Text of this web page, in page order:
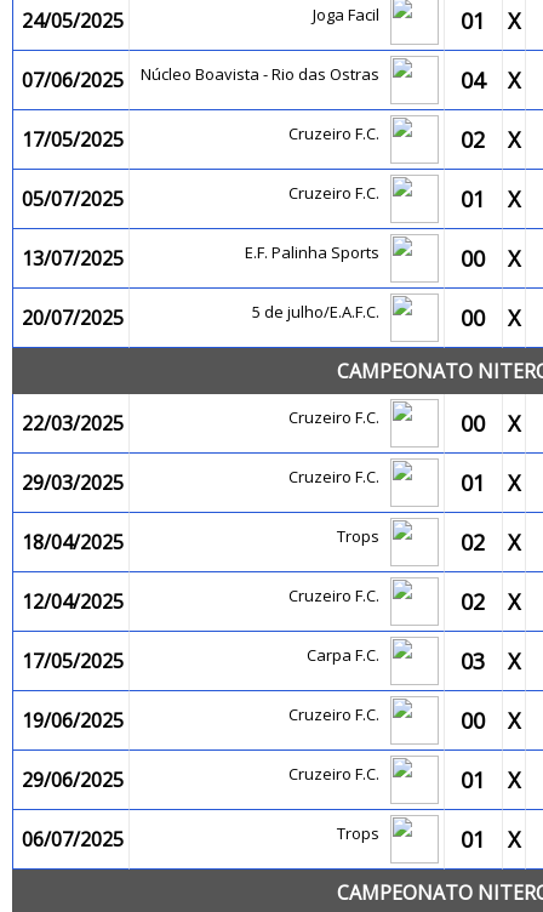
24/05/2025 Joga Facil 01 X
07/06/2025 Núcleo Boavista - Rio das Ostras 04 X
17/05/2025 Cruzeiro F.C. 02 X
05/07/2025 Cruzeiro F.C. 01 X
13/07/2025 E.F. Palinha Sports 00 X
20/07/2025 5 de julho/E.A.F.C. 00 X
CAMPEONATO
22/03/2025
Cruzeiro F.C. 00 X
29/03/2025 Cruzeiro F.C. 01 X
18/04/2025 Trops 02 X
12/04/2025 Cruzeiro F.C. 02 X
17/05/2025 Carpa F.C. 03 X
19/06/2025 Cruzeiro F.C. 00 X
29/06/2025 Cruzeiro F.C. 01 X
06/07/2025 Trops 01 X
CAMPEONATO